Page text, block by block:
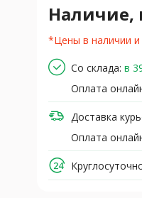
Наличие,
*Цены в наличии и
Со склада: в
Оплата
Доставка
Оплата